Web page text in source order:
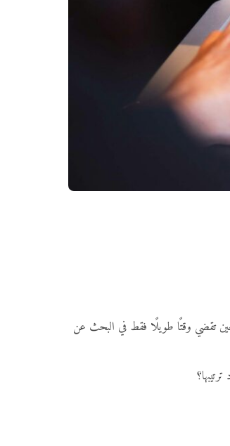
تقضي وقتًا طويلًا فقط في البحث عن